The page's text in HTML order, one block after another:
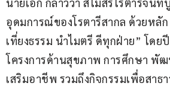
อุดมการณ์ของโรตารีสากล ด้วยหลัก
เที่ยงธรรม นำไมตรี ดีทุกฝ่าย” โดย
โครงการด้านสุขภาพ การศึกษา พั
เสริมอาชีพ รวมถึงกิจกรรมเพื่อสาธ